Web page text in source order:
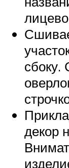
сбоку.
декор